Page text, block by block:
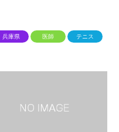
兵庫県 医師 テニス